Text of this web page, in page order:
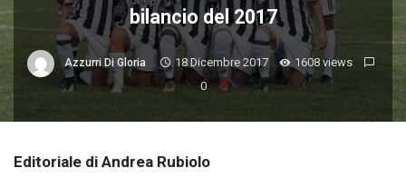
bilancio del 2017
Azzurri Di Gloria 18 Dicembre 2017
1608 views
0
Editoriale di Andrea Rubiolo